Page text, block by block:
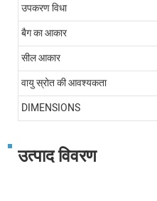
उपकरण विधा
बैग का आकार
सील आकार
वायु स्रोत की आवश्यकता
DIMENSIONS
उत्पाद विवरण